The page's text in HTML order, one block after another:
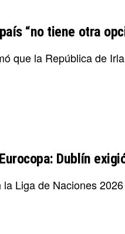
“no tiene otra
que la República de
Dublín
Liga de Naciones